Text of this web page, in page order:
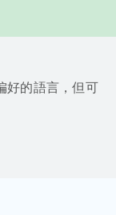
好的語言，但可